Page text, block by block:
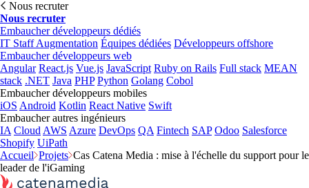
Nous recruter
Nous recruter
Embaucher développeurs dédiés
IT Staff Augmentation Équipes dédiées Développeurs offshore
Embaucher développeurs web
Angular React.js Vue.js JavaScript Ruby on Rails Full stack MEAN
stack .NET Java PHP Python Golang Cobol
Embaucher développeurs mobiles
iOS Android Kotlin React Native Swift
Embaucher autres ingénieurs
IA Cloud AWS Azure DevOps QA Fintech SAP Odoo Salesforce
Shopify UiPath
Accueil Projets Cas Catena Media : mise à l'échelle du support pour le
leader de l'iGaming